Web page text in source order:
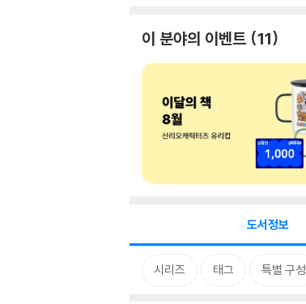
이 분야의 이벤트 11
도서정보
시리즈 태그 특별 구성